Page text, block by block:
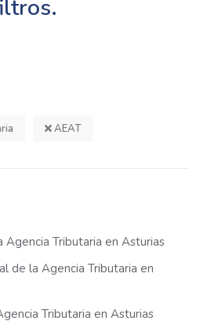
AEAT
Tributaria en Asturias
de la Agencia Tributaria en
Tributaria en Asturias